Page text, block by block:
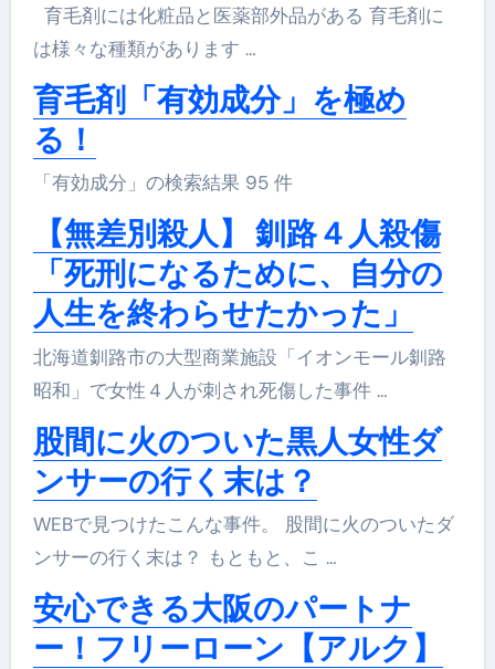
育毛剤には化粧品と医薬部外品がある 育毛剤に
は様々な種類があります …
育毛剤「有効成分」を極め
る！
「有効成分」の検索結果 95 件
【無差別殺人】 釧路４人殺傷
「死刑になるために、自分の
人生を終わらせたかった」
北海道釧路市の大型商業施設「イオンモール釧路
昭和」で女性４人が刺され死傷した事件 …
股間に火のついた黒人女性ダ
ンサーの行く末は？
WEBで見つけたこんな事件。 股間に火のついたダ
ンサーの行く末は？ もともと、こ …
安心できる大阪のパートナ
ー！フリーローン【アルク】